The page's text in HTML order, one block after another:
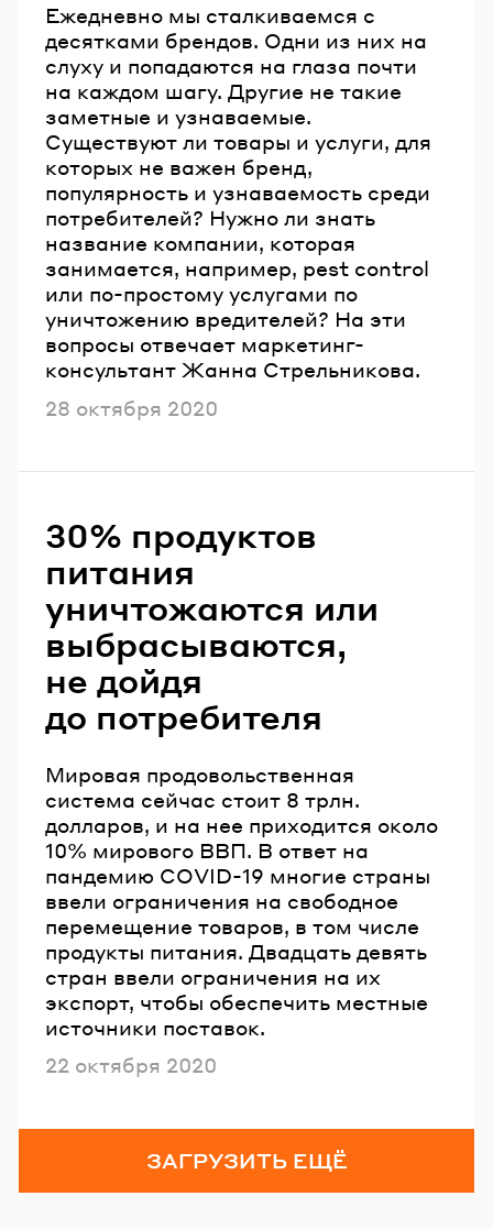
Ежедневно мы сталкиваемся с
десятками брендов. Одни из них на
слуху и попадаются на глаза почти
на каждом шагу. Другие не такие
заметные и узнаваемые.
Существуют ли товары и услуги, для
которых не важен бренд,
популярность и узнаваемость среди
потребителей? Нужно ли знать
название компании, которая
занимается, например, pest control
или по-простому услугами по
уничтожению вредителей? На эти
вопросы отвечает маркетинг-
консультант Жанна Стрельникова.
Опубликовано
28 октября 2020
30% продуктов
питания
уничтожаются или
выбрасываются,
не дойдя
до потребителя
Мировая продовольственная
система сейчас стоит 8 трлн.
долларов, и на нее приходится около
10% мирового ВВП. В ответ на
пандемию COVID-19 многие страны
ввели ограничения на свободное
перемещение товаров, в том числе
продукты питания. Двадцать девять
стран ввели ограничения на их
экспорт, чтобы обеспечить местные
источники поставок.
Опубликовано
22 октября 2020
ЗАГРУЗИТЬ ЕЩЁ